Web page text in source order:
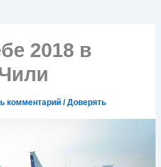
2018 в
комментарий /Доверять